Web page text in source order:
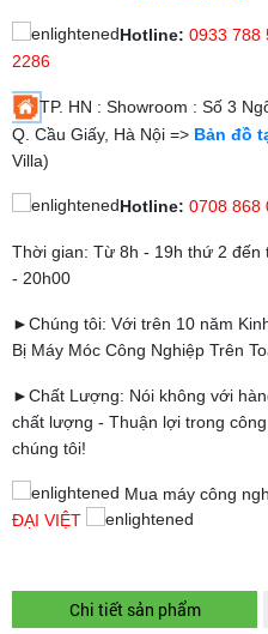
Hotline: 0933 788
2286
TP. HN : Showroom : Số 3
Q. Cầu Giấy, Hà Nội => Bản đồ
Villa)
Hotline: 0708 868
Thời gian: Từ 8h - 19h thứ 2 đến
- 20h00
►Chúng tôi: Với trên 10 năm
Bị Máy Móc Công Nghiệp Trên
►Chất Lượng: Nói không với
chất lượng - Thuận lợi trong
chúng tôi!
Mua máy công
ĐẠI VIỆT
Chi tiết sản phẩm